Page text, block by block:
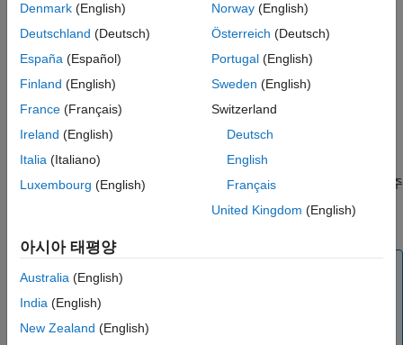
내장 유효성 검사 기법에서 지원하는 것보다 좀 더 복잡한
속성 유효성 검사를 설계할 수 있습니다.
사용자 지정 오류 메시지를 발생시킬 수 있습니다.
속성값 변경의 직접적인 결과가 되는 동작(예: 하드웨어
수행하여 리소스에 대한 액세스를 보장할 수 있습니다.
get 메서드 및 set 메서드는 클래스에 오버헤드를 야기합니다. 자주
수는 없습니다
메서드를 자동으로 호출합니다. 사용자가 호출할 수 있는
Denmark (English)
Deutschland (Deutsch)
España (Español)
Finland (English)
France (Français)
Ireland (English)
Italia (Italiano)
Luxembourg (English)
Norway(English)
Österreich (Deutsch)
Portugal(English)
Sweden (English)
Switzerland
Deutsch
English
Français
United Kingdom (English)
아시아 태평양
Australia (English)
India (English)
New Zealand (English)